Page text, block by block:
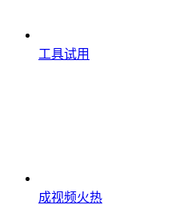
工具试用
成视频火热